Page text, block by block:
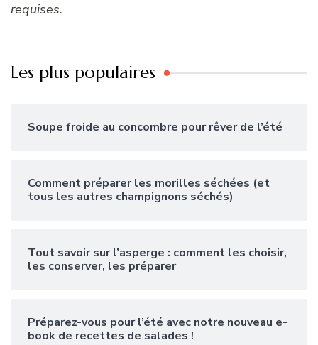
requises.
Les plus populaires
Soupe froide au concombre pour rêver de l’été
Comment préparer les morilles séchées (et
tous les autres champignons séchés)
Tout savoir sur l’asperge : comment les choisir,
les conserver, les préparer
Préparez-vous pour l’été avec notre nouveau e-
book de recettes de salades !